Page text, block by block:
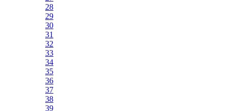
28
29
30
31
32
33
34
35
36
37
38
39